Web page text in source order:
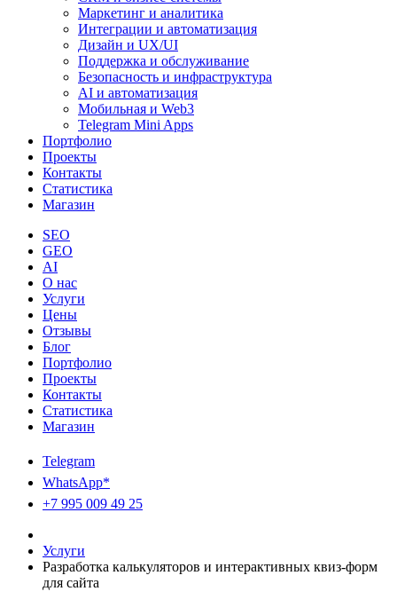
Маркетинг и аналитика
Интеграции и автоматизация
Дизайн и UX/UI
Поддержка и обслуживание
Безопасность и инфраструктура
AI и автоматизация
Мобильная и Web3
Telegram Mini Apps
Портфолио
Проекты
Контакты
Статистика
Магазин
SEO
GEO
AI
О нас
Услуги
Цены
Отзывы
Блог
Портфолио
Проекты
Контакты
Статистика
Магазин
Telegram
WhatsApp*
+7 995 009 49 25
Услуги
Разработка калькуляторов и интерактивных квиз-форм
для сайта